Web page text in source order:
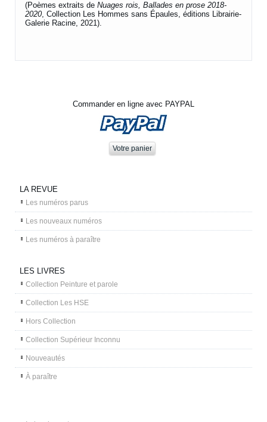
(Poèmes extraits deNuages rois, Ballades en prose 2018-
2020, Collection Les Hommes sans Épaules, éditions Librairie-
Galerie Racine, 2021).
Commander en ligne avec PAYPAL
LA REVUE
Les numéros parus
Les nouveaux numéros
Les numéros à paraître
LES LIVRES
Collection Peinture et parole
Collection Les HSE
Hors Collection
Collection Supérieur Inconnu
Nouveautés
À paraître